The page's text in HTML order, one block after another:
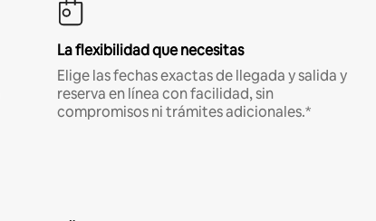
La flexibilidad que necesitas
Elige las fechas exactas de llegada y salida y
reserva en línea con facilidad, sin
compromisos ni trámites adicionales.*